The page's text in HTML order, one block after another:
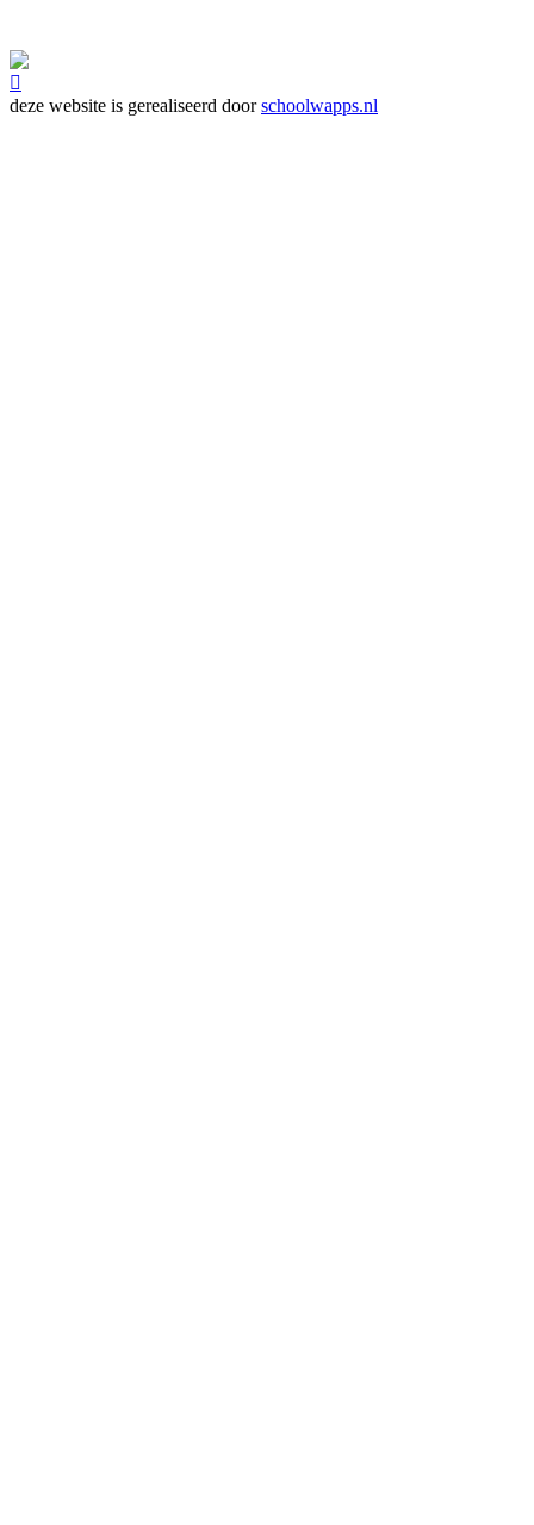

deze website is gerealiseerd doorschoolwapps.nl